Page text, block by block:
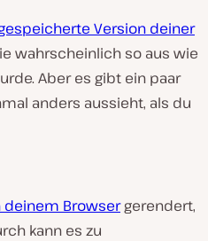
Version deiner
wahrscheinlich so aus wie
Aber es gibt ein paar
anders aussieht, als du
deinem Browsergerendert,
kann es zu